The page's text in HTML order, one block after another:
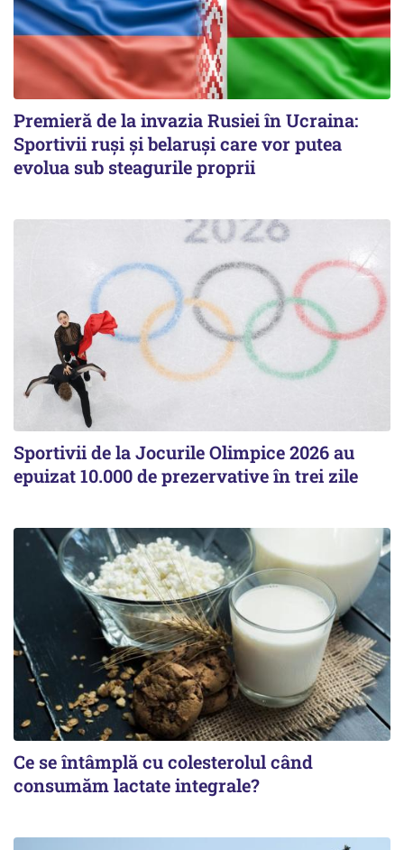
Premieră de la invazia Rusiei în Ucraina:
Sportivii ruși și belaruși care vor putea
evolua sub steagurile proprii
Sportivii de la Jocurile Olimpice 2026 au
epuizat 10.000 de prezervative în trei zile
Ce se întâmplă cu colesterolul când
consumăm lactate integrale?